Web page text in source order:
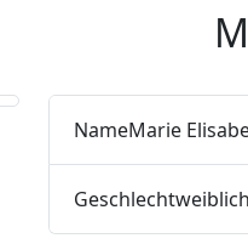
NameMarie
Geschlechtweiblich